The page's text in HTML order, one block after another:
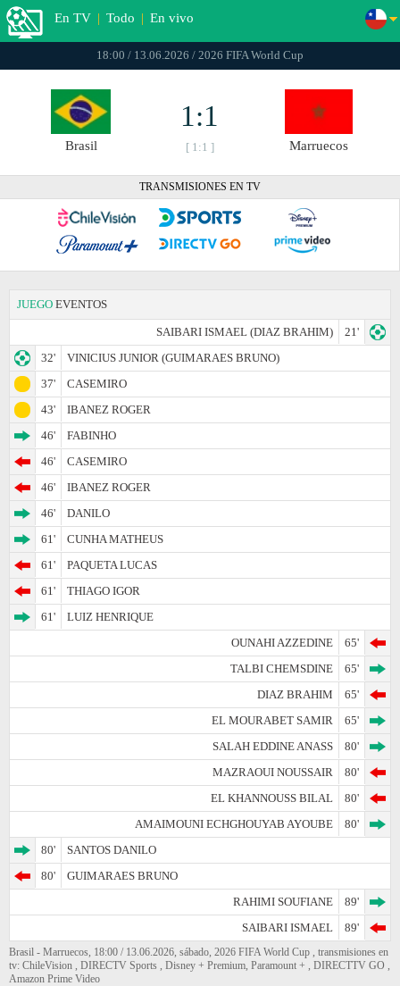
En TV | Todo | En vivo
18:00 / 13.06.2026 / 2026 FIFA World Cup
Brasil
1:1
[ 1:1 ] Marruecos
TRANSMISIONES EN TV
JUEGO EVENTOS
SAIBARI ISMAEL (DIAZ BRAHIM)
21'
32'
VINICIUS JUNIOR (GUIMARAES BRUNO)
37'
CASEMIRO
43'
IBANEZ ROGER
46'
FABINHO
46'
CASEMIRO
46'
IBANEZ ROGER
46'
DANILO
61'
CUNHA MATHEUS
61'
PAQUETA LUCAS
61'
THIAGO IGOR
61'
LUIZ HENRIQUE
OUNAHI AZZEDINE
65'
TALBI CHEMSDINE
65'
DIAZ BRAHIM
65'
EL MOURABET SAMIR
65'
SALAH EDDINE ANASS
80'
MAZRAOUI NOUSSAIR
80'
EL KHANNOUSS BILAL
80'
AMAIMOUNI ECHGHOUYAB AYOUBE
80'
80'
SANTOS DANILO
80'
GUIMARAES BRUNO
RAHIMI SOUFIANE
89'
SAIBARI ISMAEL
89'
Brasil - Marruecos, 18:00 / 13.06.2026, sábado, 2026 FIFA World Cup , transmisiones en
tv: ChileVision , DIRECTV Sports , Disney + Premium, Paramount + , DIRECTTV GO ,
Amazon Prime Video